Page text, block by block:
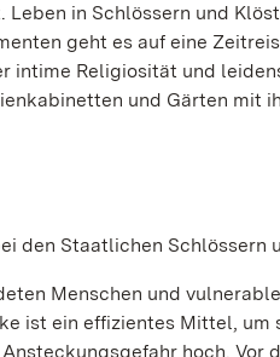
Leben in Schlössern und
geht es auf eine
intime Religiosität und
und Gärten mit
den Staatlichen
Menschen und
ist ein effizientes Mittel,
hoch.